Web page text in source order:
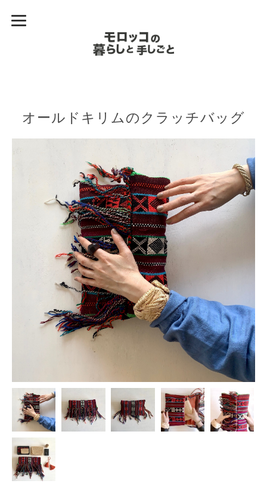
オールドキリムのクラッチバッグ